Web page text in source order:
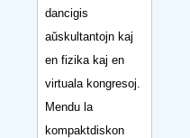
dancigis
aŭskultantojn kaj
en fizika kaj en
virtuala kongresoj.
Mendu la
kompaktdiskon